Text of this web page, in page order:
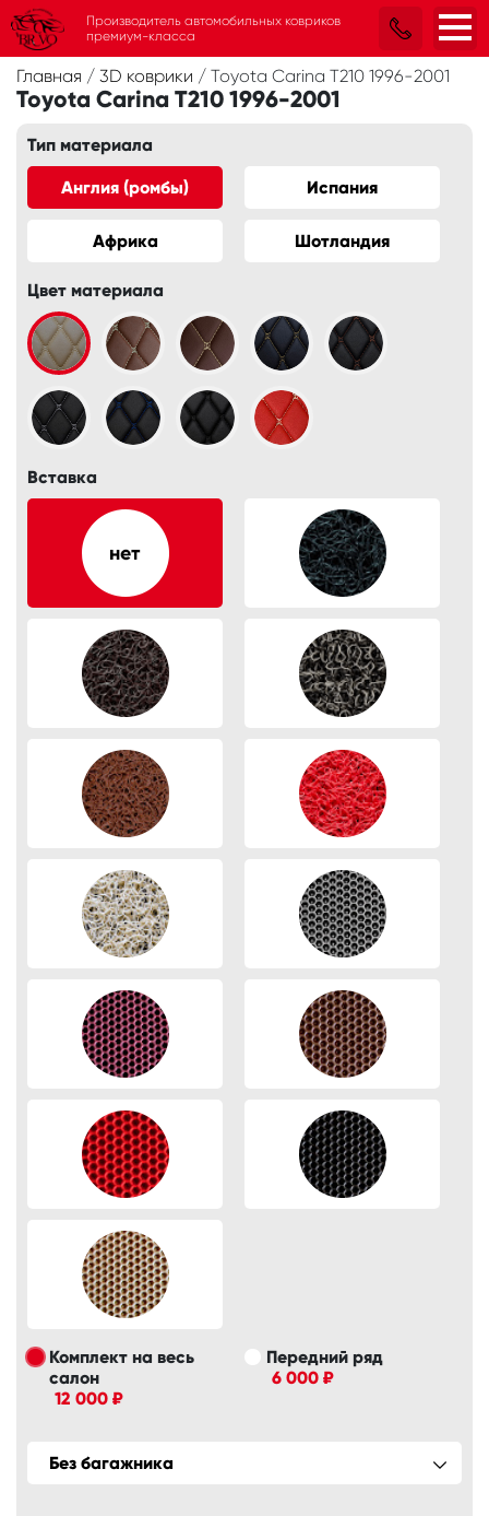
Главная / 3D коврики / Toyota Carina T210 1996-2001
Toyota Carina T210 1996-2001
Тип материала
Англия (ромбы) Испания
Африка Шотландия
Цвет материала
Вставка
Комплект на весь
салон
12 000 ₽
Передний ряд
6 000 ₽
Без багажника
Производитель автомобильных ковриков
премиум-класса